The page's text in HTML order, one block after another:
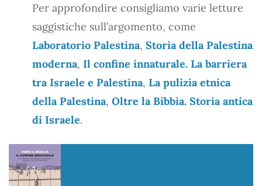
Per approfondire consigliamo varie letture
saggistiche sull’argomento, come
Laboratorio Palestina, Storia della Palestina
moderna, Il confine innaturale. La barriera
tra Israele e Palestina, La pulizia etnica
della Palestina, Oltre la Bibbia. Storia antica
di Israele.